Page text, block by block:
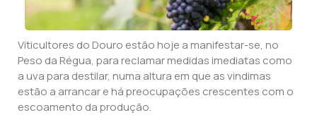
Viticultores do Douro estão hoje a manifestar-se, no
Peso da Régua, para reclamar medidas imediatas como
a uva para destilar, numa altura em que as vindimas
estão a arrancar e há preocupações crescentes com o
escoamento da produção.